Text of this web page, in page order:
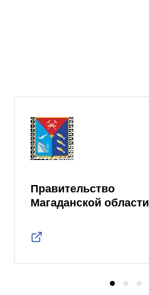
Правительство
Магаданской области